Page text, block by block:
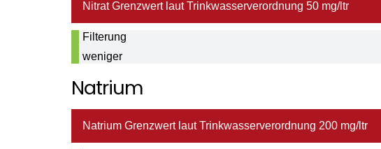
Nitrat Grenzwert laut Trinkwasserverordnung 50 mg/ltr
Filterung
weniger
mg/ltr
Natrium
Natrium Grenzwert laut Trinkwasserverordnung 200 mg/ltr